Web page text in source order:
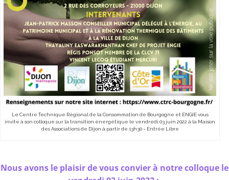
Le Centre Technique Régional de la Consommation de Bourgogne et ENGIE vous
invite à son colloque sur la transition énergétique le vendredi 03 juin 2022 à la Maison
des Associations de Dijon à partir de 13h30 – Entrée Libre
Nous avons le plaisir de vous convier à notrecolloque le